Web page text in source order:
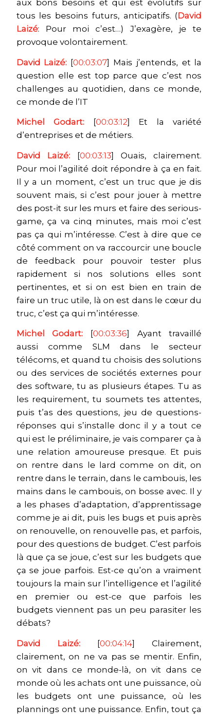
aux bons besoins et qui est évolutifs sur
tous les besoins futurs, anticipatifs. (David
Laizé: Pour moi c’est…) J’exagère, je te
provoque volontairement.
David Laizé: [00:03:07] Mais j’entends, et la
question elle est top parce que c’est nos
challenges au quotidien, dans ce monde,
ce monde de l’IT
Michel Godart: [00:03:12] Et la variété
d’entreprises et de métiers.
David Laizé: [00:03:13] Ouais, clairement.
Pour moi l’agilité doit répondre à ça en fait.
Il y a un moment, c’est un truc que je dis
souvent mais, si c’est pour jouer à mettre
des post-it sur les murs et faire des serious-
game, ça va cinq minutes, mais moi c’est
pas ça qui m’intéresse. C’est à dire que ce
côté comment on va raccourcir une boucle
de feedback pour pouvoir tester plus
rapidement si nos solutions elles sont
pertinentes, et si on est bien en train de
faire un truc utile, là on est dans le cœur du
truc, c’est ça qui m’intéresse.
Michel Godart: [00:03:36] Ayant travaillé
aussi comme SLM dans le secteur
télécoms, et quand tu choisis des solutions
ou des services de sociétés externes pour
des software, tu as plusieurs étapes. Tu as
les requirement, tu soumets tes attentes,
puis t’as des questions, jeu de questions-
réponses qui s’installe donc il y a tout ce
qui est le préliminaire, je vais comparer ça à
une relation amoureuse presque. Et puis
on rentre dans le lard comme on dit, on
rentre dans le terrain, dans le cambouis, les
mains dans le cambouis, on bosse avec. Il y
a les phases d’adaptation, d’apprentissage
comme je ai dit, puis les bugs et puis après
on renouvelle, on renouvelle pas, et parfois,
pour des questions de budget. C’est parfois
là que ça se joue, c’est sur les budgets que
ça se joue parfois. Est-ce qu’on a vraiment
toujours la main sur l’intelligence et l’agilité
en premier ou est-ce que parfois les
budgets viennent pas un peu parasiter les
débats?
David Laizé: [00:04:14] Clairement,
clairement, on ne va pas se mentir. Enfin,
on vit dans ce monde-là, on vit dans ce
monde où les achats ont une puissance, où
les budgets ont une puissance, où les
plannings ont une puissance. Enfin, tout ça